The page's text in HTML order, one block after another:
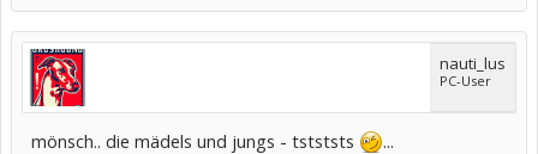
nauti_lus
PC-User
mönsch.. die mädels und jungs - tstststs
...